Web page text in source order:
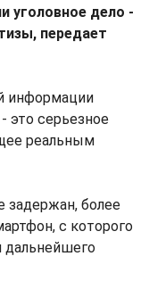
уголовное дело -
передает
информации
это серьезное
реальным
задержан, более
с которого
дальнейшего